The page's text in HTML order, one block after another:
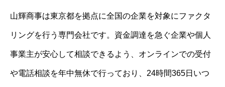
山輝商事は東京都を拠点に全国の企業を対象にファクタ
リングを行う専門会社です。資金調達を急ぐ企業や個人
事業主が安心して相談できるよう、オンラインでの受付
や電話相談を年中無休で行っており、24時間365日いつ